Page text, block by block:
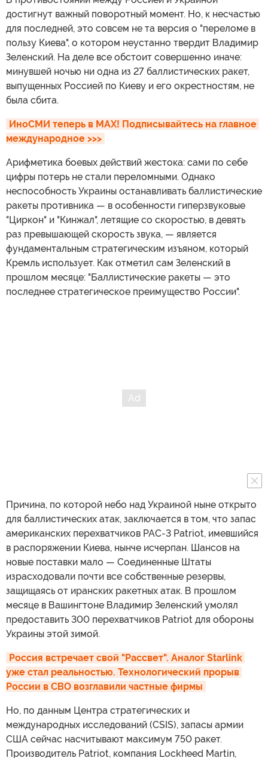
достигнут важный поворотный момент. Но, к несчастью
для последней, это совсем не та версия о "переломе в
пользу Киева", о котором неустанно твердит Владимир
Зеленский. На деле все обстоит совершенно иначе:
минувшей ночью ни одна из 27 баллистических ракет,
выпущенных Россией по Киеву и его окрестностям, не
была сбита.
ИноСМИ теперь в MAX! Подписывайтесь на главное
международное >>>
Арифметика боевых действий жестока: сами по себе
цифры потерь не стали переломными. Однако
неспособность Украины останавливать баллистические
ракеты противника — в особенности гиперзвуковые
"Циркон" и "Кинжал", летящие со скоростью, в девять
раз превышающей скорость звука, — является
фундаментальным стратегическим изъяном, который
Кремль использует. Как отметил сам Зеленский в
прошлом месяце: "Баллистические ракеты — это
последнее стратегическое преимущество России".
Причина, по которой небо над Украиной ныне открыто
для баллистических атак, заключается в том, что запас
американских перехватчиков PAC-3 Patriot, имевшийся
в распоряжении Киева, нынче исчерпан. Шансов на
новые поставки мало — Соединенные Штаты
израсходовали почти все собственные резервы,
защищаясь от иранских ракетных атак. В прошлом
месяце в Вашингтоне Владимир Зеленский умолял
предоставить 300 перехватчиков Patriot для обороны
Украины этой зимой.
Россия встречает свой "Рассвет". Аналог Starlink
уже стал реальностью. Технологический прорыв
России в СВО возглавили частные фирмы
Но, по данным Центра стратегических и
международных исследований (CSIS), запасы армии
США сейчас насчитывают максимум 750 ракет.
Производитель Patriot, компания Lockheed Martin,